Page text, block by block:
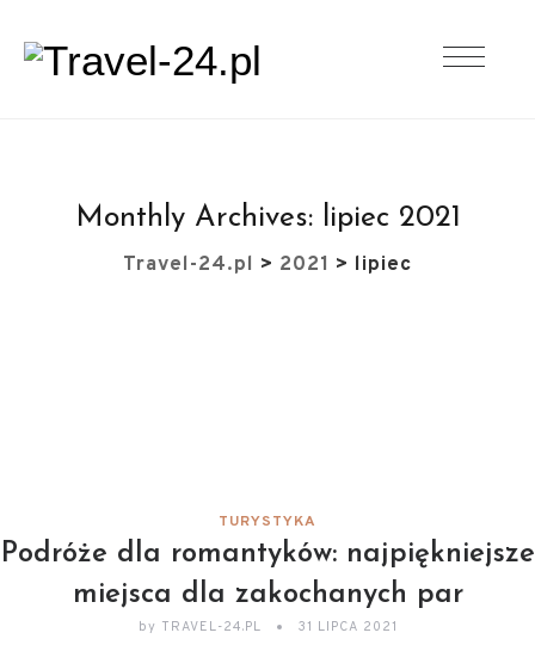
Monthly Archives: lipiec 2021
Travel-24.pl > 2021 > lipiec
TURYSTYKA
Podróże dla romantyków: najpiękniejsze
miejsca dla zakochanych par
by TRAVEL-24.PL 31 LIPCA 2021